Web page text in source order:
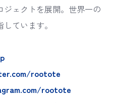
ェクトを展開。世界一の
ています。
rootote
rootote